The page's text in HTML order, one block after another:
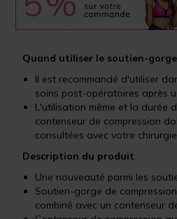
Quand utiliser le soutien-gorge
Il est recommandé d'utiliser
soins post-opératoires après
L'utilisation même et la durée
contenseur de compression
consultées avec votre
Description du produit
Une nouveauté parmi les
Soutien-gorge de
combiné avec un contenseur